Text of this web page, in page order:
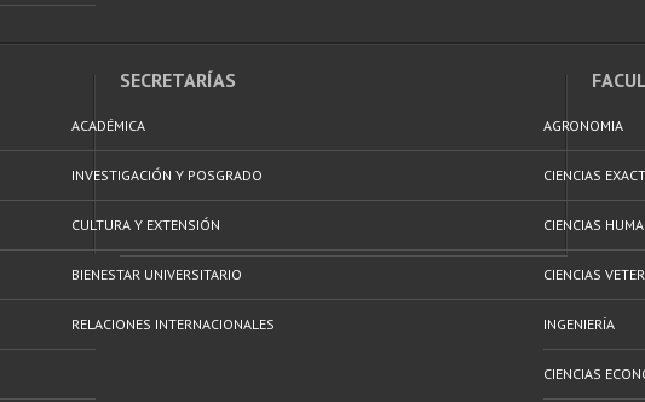
SECRETARÍAS
ACADÉMICA
INVESTIGACIÓN Y POSGRADO
CULTURA Y EXTENSIÓN
BIENESTAR UNIVERSITARIO
RELACIONES INTERNACIONALES
AGRONOMIA
CIENCIAS
CIENCIAS
CIENCIAS
INGENIERÍA
CIENCIAS